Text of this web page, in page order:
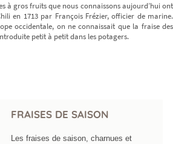
à gros fruits que nous connaissons aujourd’hui ont
en 1713 par François Frézier, officier de marine.
occidentale, on ne connaissait que la fraise des
petit à petit dans les potagers.
FRAISES DE SAISON
Les fraises de saison, charnues et